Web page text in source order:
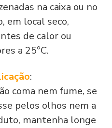
na caixa ou no
em local seco,
de calor ou
a 25°C.
:
coma nem fume, se
pelos olhos nem a
mantenha longe